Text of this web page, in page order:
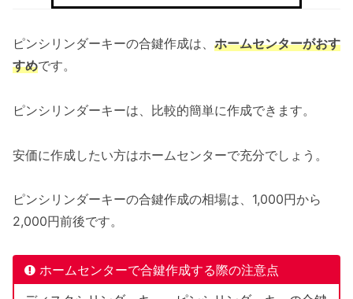
ピンシリンダーキーの合鍵作成は、 ホームセンターがおす
すめです。
ピンシリンダーキーは、比較的簡単に作成できます。
安価に作成したい方はホームセンターで充分でしょう。
ピンシリンダーキーの合鍵作成の相場は、1,000円から
2,000円前後です。
ホームセンターで合鍵作成する際の注意点